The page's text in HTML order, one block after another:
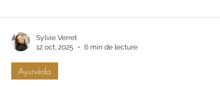
personnel
Ayurvéda
Sylvie Verret
12 oct. 2025
6 min de lecture